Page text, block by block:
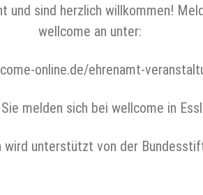
und sind herzlich willkommen!
wellcome an unter:
online.de/ehrenamt-
melden sich bei wellcome in
wird unterstützt von der